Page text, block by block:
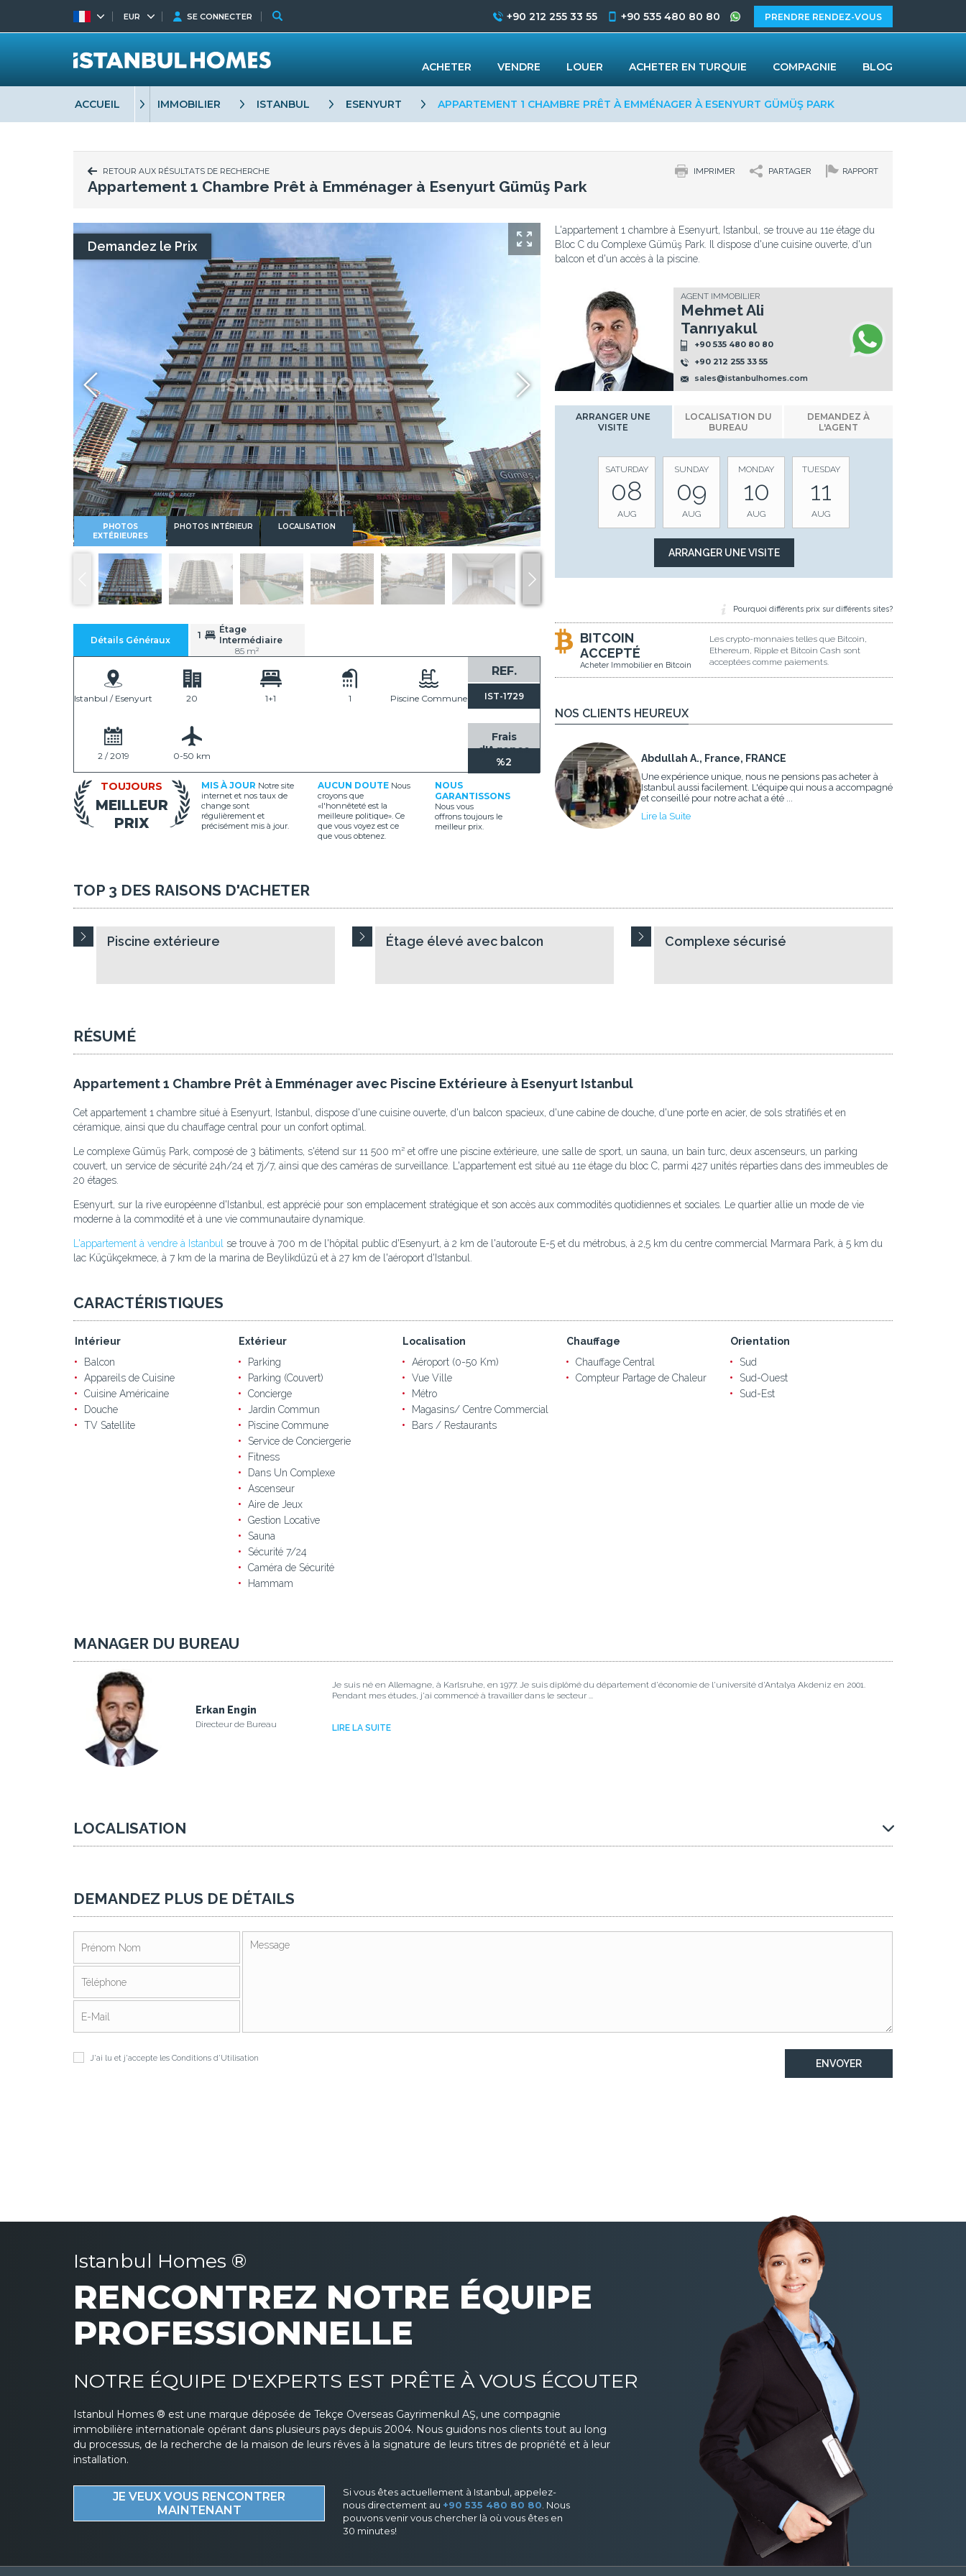
ACCUEIL IMMOBILIER ISTANBUL ESENYURT APPARTEMENT 1 CHAMBRE PRÊT À EMMÉNAGER À ESENYURT GÜMÜŞ PARK
RETOUR AUX RÉSULTATS DE RECHERCHE RAPPORT
PARTAGER
IMPRIMER
Appartement 1 Chambre Prêt à Emménager à Esenyurt Gümüş Park
Demandez le Prix
PHOTOS
EXTÉRIEURES
PHOTOS INTÉRIEUR LOCALISATION
Détails Généraux 1
Étage
Intermédiaire
85 m²
REF.
IST-1729
Frais
d'Agence
%2
Istanbul / Esenyurt 20 1+1 1 Piscine Commune
2 / 2019 0-50 km
TOUJOURS
MEILLEUR
PRIX
MIS À JOUR Notre site
internet et nos taux de
change sont
régulièrement et
précisément mis à jour.
AUCUN DOUTE Nous
croyons que
«l'honnêteté est la
meilleure politique». Ce
que vous voyez est ce
que vous obtenez.
NOUS
GARANTISSONS
Nous vous
offrons toujours le
meilleur prix.
L'appartement 1 chambre à Esenyurt, Istanbul, se trouve au 11e étage du
Bloc C du Complexe Gümüş Park. Il dispose d'une cuisine ouverte, d'un
balcon et d'un accès à la piscine.
AGENT IMMOBILIER
Mehmet Ali
Tanrıyakul
+90 535 480 80 80
+90 212 255 33 55
sales@istanbulhomes.com
Whatsapp
ARRANGER UNE
VISITE
LOCALISATION DU
BUREAU
DEMANDEZ À
L'AGENT
SATURDAY
08
AUG
SUNDAY
09
AUG
MONDAY
10
AUG
TUESDAY
11
AUG
Pourquoi différents prix sur différents sites?
BITCOIN
ACCEPTÉ
Acheter Immobilier en Bitcoin
Les crypto-monnaies telles que Bitcoin,
Ethereum, Ripple et Bitcoin Cash sont
acceptées comme paiements.
NOS CLIENTS HEUREUX
Abdullah A., France, FRANCE
Une expérience unique, nous ne pensions pas acheter à
Istanbul aussi facilement. L'équipe qui nous a accompagné
et conseillé pour notre achat a été ...
Lire la Suite
TOP 3 DES RAISONS D'ACHETER
Piscine extérieure Étage élevé avec balcon Complexe sécurisé
RÉSUMÉ
Appartement 1 Chambre Prêt à Emménager avec Piscine Extérieure à Esenyurt Istanbul
Cet appartement 1 chambre situé à Esenyurt, Istanbul, dispose d'une cuisine ouverte, d'un balcon spacieux, d'une cabine de douche, d'une porte en acier, de sols stratifiés et en
céramique, ainsi que du chauffage central pour un confort optimal.
Le complexe Gümüş Park, composé de 3 bâtiments, s'étend sur 11 500 m² et offre une piscine extérieure, une salle de sport, un sauna, un bain turc, deux ascenseurs, un parking
couvert, un service de sécurité 24h/24 et 7j/7, ainsi que des caméras de surveillance. L'appartement est situé au 11e étage du bloc C, parmi 427 unités réparties dans des immeubles de
20 étages.
Esenyurt, sur la rive européenne d'Istanbul, est apprécié pour son emplacement stratégique et son accès aux commodités quotidiennes et sociales. Le quartier allie un mode de vie
moderne à la commodité et à une vie communautaire dynamique.
L'appartement à vendre à Istanbul
se trouve à 700 m de l'hôpital public d'Esenyurt, à 2 km de l'autoroute E-5 et du métrobus, à 2,5 km du centre commercial Marmara Park, à 5 km du
lac Küçükçekmece, à 7 km de la marina de Beylikdüzü et à 27 km de l'aéroport d'Istanbul.
CARACTÉRISTIQUES
Intérieur
Balcon
Appareils de Cuisine
Cuisine Américaine
Douche
TV Satellite
Extérieur
Parking
Parking (Couvert)
Concierge
Jardin Commun
Piscine Commune
Service de Conciergerie
Fitness
Dans Un Complexe
Ascenseur
Aire de Jeux
Gestion Locative
Sauna
Sécurité 7/24
Caméra de Sécurité
Hammam
Localisation
Aéroport (0-50 Km)
Vue Ville
Métro
Magasins/ Centre Commercial
Bars / Restaurants
Chauffage
Chauffage Central
Compteur Partage de Chaleur
Orientation
Sud
Sud-Ouest
Sud-Est
MANAGER DU BUREAU
Erkan Engin
Directeur de Bureau
Je suis né en Allemagne, à Karlsruhe, en 1977. Je suis diplômé du département d'économie de l'université d'Antalya Akdeniz en 2001.
Pendant mes études, j'ai commencé à travailler dans le secteur ...
LIRE LA SUITE
LOCALISATION
DEMANDEZ PLUS DE DÉTAILS
J'ai lu et j'accepte les Conditions d'Utilisation
EUR SE CONNECTER +90 212 255 33 55 +90 535 480 80 80 PRENDRE RENDEZ-VOUS
ACHETER VENDRE LOUER ACHETER EN TURQUIE COMPAGNIE BLOG
Istanbul Homes ®
RENCONTREZ NOTRE ÉQUIPE
PROFESSIONNELLE
NOTRE ÉQUIPE D'EXPERTS EST PRÊTE À VOUS ÉCOUTER
Istanbul Homes ® est une marque déposée de Tekçe Overseas Gayrimenkul AŞ, une compagnie
immobilière internationale opérant dans plusieurs pays depuis 2004. Nous guidons nos clients tout au long
du processus, de la recherche de la maison de leurs rêves à la signature de leurs titres de propriété et à leur
installation.
JE VEUX VOUS RENCONTRER
MAINTENANT
Si vous êtes actuellement à Istanbul, appelez-
nous directement au +90 535 480 80 80 . Nous
pouvons venir vous chercher là où vous êtes en
30 minutes!